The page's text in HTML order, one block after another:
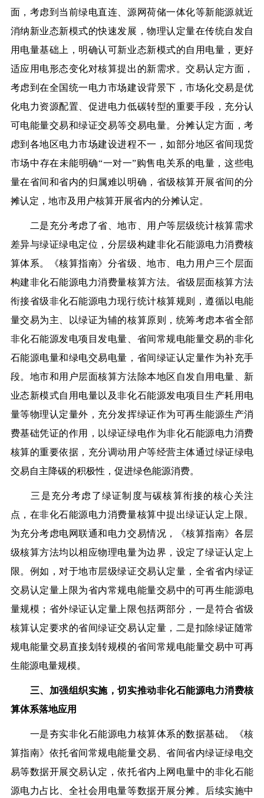
面，考虑到当前绿电直连、源网荷储一体化等新能源就近
消纳新业态新模式的快速发展，物理认定量在传统自发自
用电量基础上，明确认可新业态新模式的自用电量，更好
适应用电形态变化对核算提出的新需求。交易认定方面，
考虑到在全国统一电力市场建设背景下，市场化交易是优
化电力资源配置、促进电力低碳转型的重要手段，充分认
可电能量交易和绿证交易等交易电量。分摊认定方面，考
虑到各地区电力市场建设进程不一，如部分地区省间现货
市场中存在未能明确“一对一”购售电关系的电量，这些电
量在省间和省内的归属难以明确，省级核算开展省间的分
摊认定，地市及用户核算开展省内的分摊认定。
二是充分考虑了省、地市、用户等层级统计核算需求
差异与绿证绿电定位，分层级构建非化石能源电力消费核
算体系。
《核算指南》分省级、地市、电力用户三个层面
构建非化石能源电力消费量核算方法。省级层面核算方法
衔接省级非化石能源电力现行统计核算规则，遵循以电能
量交易为主、以绿证为辅的核算原则，统筹考虑本省全部
非化石能源发电项目发电量、省间常规电能量交易的非化
石能源电量和绿电交易电量，省间绿证认定量作为补充手
段。地市和用户层面核算方法除本地区自发自用电量、新
业态新模式自用电量以及非化石能源发电项目生产耗用电
量等物理认定量外，充分发挥绿证作为可再生能源生产消
费基础凭证的作用，以绿证绿电作为非化石能源电力消费
核算的重要依据，充分调动用户等经营主体通过绿证绿电
交易自主降碳的积极性，促进绿色能源消费。
三是充分考虑了绿证制度与碳核算衔接的核心关注
点，在非化石能源电力消费量核算中提出绿证认定上限。
为充分考虑电网联通和电力交易情况，《核算指南》各层
级核算方法均以相应物理电量为边界，设定了绿证认定上
限。例如，对于地市层级绿证交易认定量，全省省内绿证
交易认定量上限为省内常规电能量交易中的可再生能源电
量规模；省外绿证认定量上限包括两部分，一是符合省级
核算认定要求的省间绿证交易认定量，二是扣除绿证随常
规电能量交易直接划转规模的省间常规电能量交易中可再
生能源电量规模。
三、加强组织实施，切实推动非化石能源电力消费核
算体系落地应用
一是夯实非化石能源电力核算体系的数据基础。
《核
算指南》依托省间常规电能量交易、省间省内绿证绿电交
易等数据开展交易认定，依托省内上网电量中的非化石能
源电力占比、全社会用电量等数据开展分摊。后续实施中